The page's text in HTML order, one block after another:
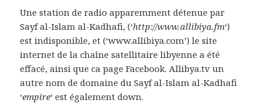
Une station de radio apparemment détenue par
Sayf al-Islam al-Kadhafi, (‘http://www.allibiya.fm‘)
est indisponible, et (‘www.allibiya.com’) le site
internet de la chaîne satellitaire libyenne a été
effacé, ainsi que ca page Facebook. Allibya.tv un
autre nom de domaine du Sayf al-Islam al-Kadhafi
‘empire‘ est également down.